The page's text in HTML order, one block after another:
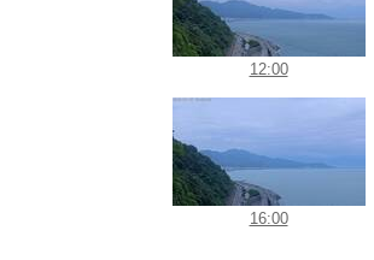
12:00
16:00